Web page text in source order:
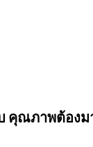
คุณภาพต้อง